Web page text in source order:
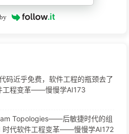
码近乎免费，软件工程的瓶颈去了
工程变革——慢慢学AI173
Topologies——后敏捷时代的组
时代软件工程变革——慢慢学AI172